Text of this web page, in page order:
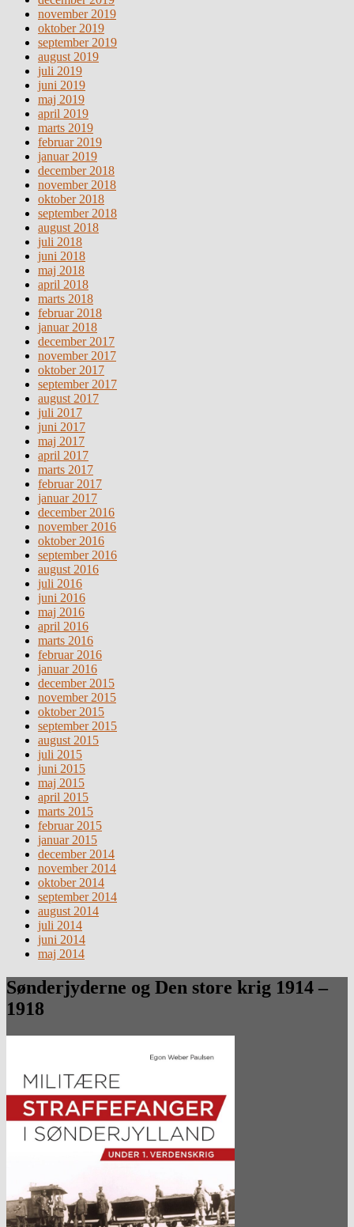
november 2019
oktober 2019
september 2019
august 2019
juli 2019
juni 2019
maj 2019
april 2019
marts 2019
februar 2019
januar 2019
december 2018
november 2018
oktober 2018
september 2018
august 2018
juli 2018
juni 2018
maj 2018
april 2018
marts 2018
februar 2018
januar 2018
december 2017
november 2017
oktober 2017
september 2017
august 2017
juli 2017
juni 2017
maj 2017
april 2017
marts 2017
februar 2017
januar 2017
december 2016
november 2016
oktober 2016
september 2016
august 2016
juli 2016
juni 2016
maj 2016
april 2016
marts 2016
februar 2016
januar 2016
december 2015
november 2015
oktober 2015
september 2015
august 2015
juli 2015
juni 2015
maj 2015
april 2015
marts 2015
februar 2015
januar 2015
december 2014
november 2014
oktober 2014
september 2014
august 2014
juli 2014
juni 2014
maj 2014
Sønderjyderne og Den store krig 1914 –
1918